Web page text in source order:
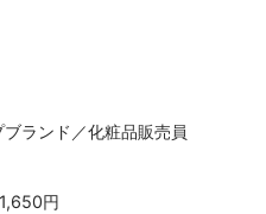
ランド／化粧品販売員
円